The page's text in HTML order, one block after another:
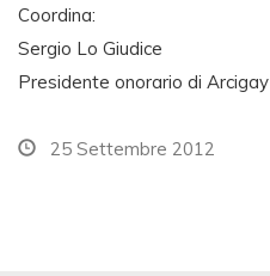
Coordina:
Sergio Lo Giudice
Presidente onorario di Arcigay
25 Settembre 2012